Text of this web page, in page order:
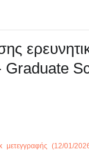
Graduate
(12/01/